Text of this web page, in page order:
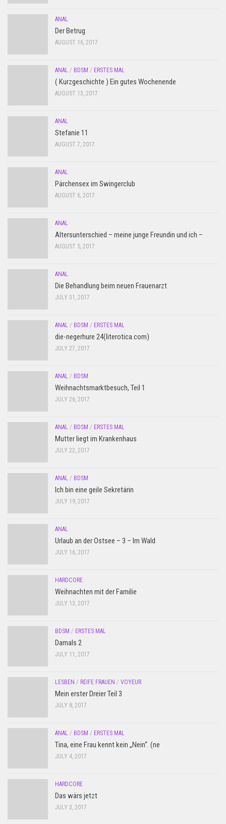
ANAL
Der Betrug
AUGUST 16, 2017
ANAL / BDSM / ERSTES MAL
( Kurzgeschichte ) Ein gutes Wochenende
AUGUST 13, 2017
ANAL
Stefanie 11
AUGUST 7, 2017
ANAL
Pärchensex im Swingerclub
AUGUST 6, 2017
ANAL
Altersunterschied – meine junge Freundin und ich –
AUGUST 5, 2017
ANAL
Die Behandlung beim neuen Frauenarzt
JULY 31, 2017
ANAL / BDSM / ERSTES MAL
die-negerhure 24(literotica.com)
JULY 27, 2017
ANAL / BDSM
Weihnachtsmarktbesuch, Teil 1
JULY 26, 2017
ANAL / BDSM / ERSTES MAL
Mutter liegt im Krankenhaus
JULY 22, 2017
ANAL / BDSM
Ich bin eine geile Sekretärin
JULY 19, 2017
ANAL
Urlaub an der Ostsee – 3 – Im Wald
JULY 16, 2017
HARDCORE
Weihnachten mit der Familie
JULY 13, 2017
BDSM / ERSTES MAL
Damals 2
JULY 11, 2017
LESBEN / REIFE FRAUEN / VOYEUR
Mein erster Dreier Teil 3
JULY 8, 2017
ANAL / BDSM / ERSTES MAL
Tina, eine Frau kennt kein „Nein“. (ne
JULY 4, 2017
HARDCORE
Das wärs jetzt
JULY 3, 2017